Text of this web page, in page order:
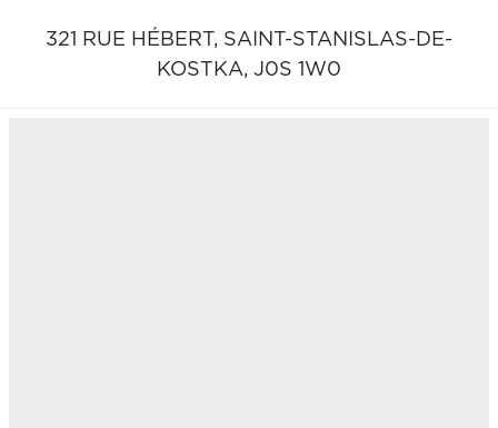
321 RUE HÉBERT, SAINT-STANISLAS-DE-
KOSTKA, J0S 1W0